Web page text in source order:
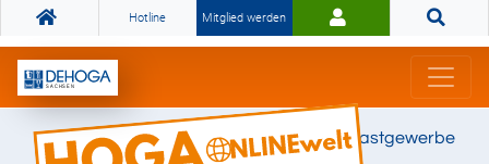
Hotline Mitglied werden
Gemeinsam stark für das Gastgewerbe